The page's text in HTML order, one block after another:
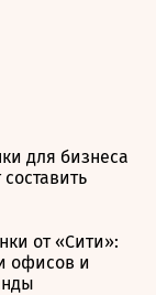
для бизнеса
от «Сити»:
офисов и